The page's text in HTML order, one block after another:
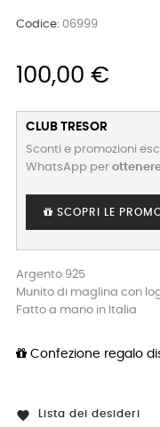
Codice: 06999
100,00 €
CLUB TRESOR
Sconti e promozioni
WhatsApp per
SCOPRI LE
Argento 925
Munito di maglina con
Fatto a mano in Italia
Confezione regalo
 Lista dei desideri